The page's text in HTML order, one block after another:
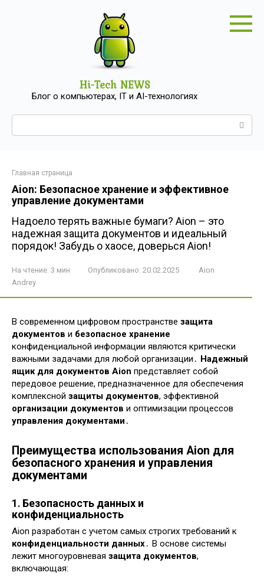
Hi-Tech NEWS
Блог о компьютерах, IT и AI-технологиях
Главная страница
Aion: Безопасное хранение и эффективное
управление документами
Надоело терять важные бумаги? Aion – это
надежная защита документов и идеальный
порядок! Забудь о хаосе, доверься Aion!
На чтение: 3 мин Опубликовано: 20.02.2025
Aion
Andrey
В современном цифровом пространстве защита
документов и безопасное хранение
конфиденциальной информации являются критически
важными задачами для любой организации․ Надежный
ящик для документов Aion представляет собой
передовое решение, предназначенное для обеспечения
комплексной защиты документов, эффективной
организации документов и оптимизации процессов
управления документами ․
Преимущества использования Aion для
безопасного хранения и управления
документами
1․ Безопасность данных и
конфиденциальность
Aion разработан с учетом самых строгих требований к
конфиденциальности данных․ В основе системы
лежит многоуровневая защита документов,
включающая: